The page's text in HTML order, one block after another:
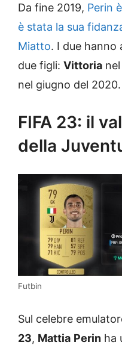
Da fine 2019, Perin
è stata la sua
Miatto. I due hanno
due figli: Vittoria
nel giugno del 2020.
FIFA 23: il
della
Futbin
Sul celebre
23, Mattia Perin ha